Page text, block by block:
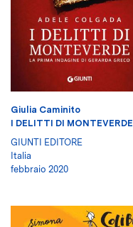
Giulia Caminito
I DELITTI DI MONTEVERDE
GIUNTI EDITORE
Italia
febbraio 2020